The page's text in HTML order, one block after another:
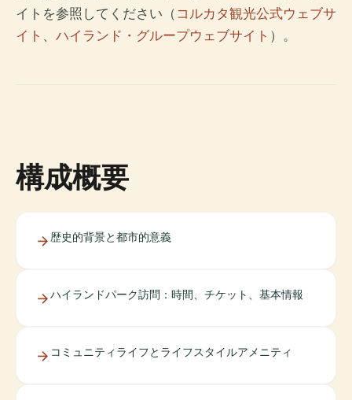
イトを参照してください（ コルカタ観光公式ウェブサ
イト 、 ハイランド・グループウェブサイト ）。
構成概要
歴史的背景と都市的意義
ハイランドパーク訪問：時間、チケット、基本情報
コミュニティライフとライフスタイルアメニティ